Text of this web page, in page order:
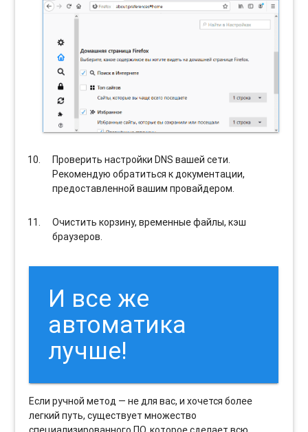
Проверить настройки DNS вашей сети.
Рекомендую обратиться к документации,
предоставленной вашим провайдером.
Очистить корзину, временные файлы, кэш
браузеров.
И все же
автоматика
лучше!
Если ручной метод — не для вас, и хочется более
легкий путь, существует множество